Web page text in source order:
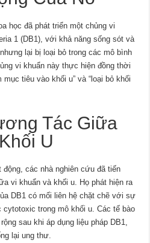
học đã phát triển một chủng vi
1 (DB1), với khả năng sống sót và
lại bị loại bỏ trong các mô bình
vi khuẩn này thực hiện đồng thời
mục tiêu vào khối u” và “loại bỏ khối
Tác Giữa
U
các nhà nghiên cứu đã tiến
vi khuẩn và khối u. Họ phát hiện ra
DB1 có mối liên hệ chặt chẽ với sự
cytotoxic trong mô khối u. Các tế bào
sau khi áp dụng liệu pháp DB1,
lại ung thư.